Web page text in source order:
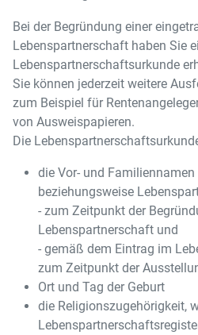
Bei der Begründung einer
Lebenspartnerschaft haben Sie
Lebenspartnerschaftsurkunde
Sie können jederzeit weitere
zum Beispiel für
von Ausweispapieren.
Die
die Vor- und
beziehungsweise
- zum Zeitpunkt der
Lebenspartnerschaft und
- gemäß dem Eintrag im
zum Zeitpunkt der
Ort und Tag der Geburt
die Religionszugehörigkeit,